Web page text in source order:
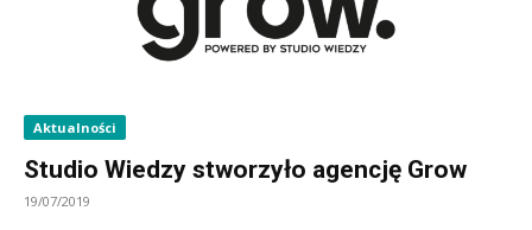
Aktualności
Studio Wiedzy stworzyło agencję Grow
19/07/2019